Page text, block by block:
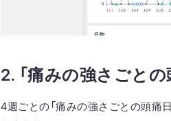
2. 「痛みの強さごと
4週ごとの「痛みの強さごとの頭痛